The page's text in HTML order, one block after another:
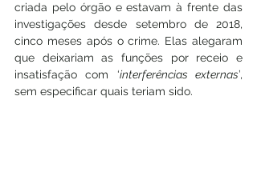
criada pelo órgão e estavam à frente das
investigações desde setembro de 2018,
cinco meses após o crime. Elas alegaram
que deixariam as funções por receio e
insatisfação com ‘interferências externas’,
sem especificar quais teriam sido.